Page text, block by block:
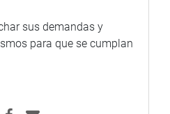
sus demandas y
para que se cumplan